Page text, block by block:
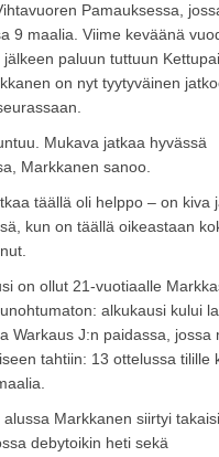
Pamauksessa,
9 maalia. Viime keväänä
jälkeen paluun tuttuun
on nyt tyytyväinen
Mukava jatkaa hyvässä
Markkanen sanoo.
täällä oli helppo – on kiva
kun on täällä oikeastaan
on ollut 21-vuotiaalle
alkukausi kului
Warkaus J:n paidassa, jossa
tahtiin: 13 ottelussa tilille
alussa Markkanen siirtyi
debytoikin heti sekä